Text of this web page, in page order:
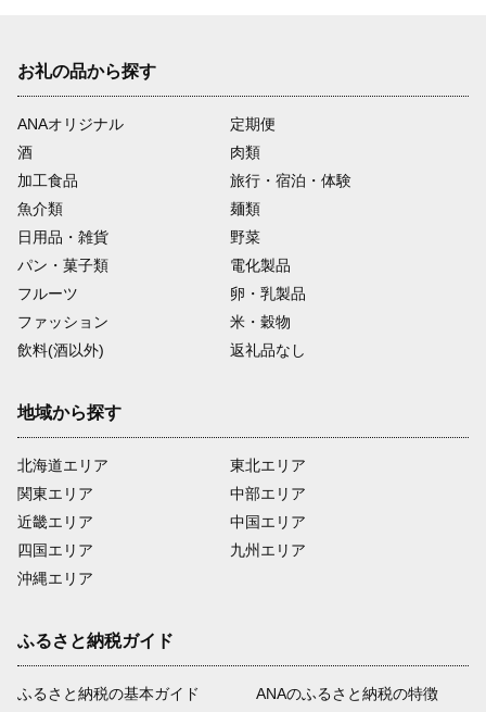
お礼の品から探す
ANAオリジナル
定期便
酒
肉類
加工食品
旅行・宿泊・体験
魚介類
麺類
日用品・雑貨
野菜
パン・菓子類
電化製品
フルーツ
卵・乳製品
ファッション
米・穀物
飲料(酒以外)
返礼品なし
地域から探す
北海道エリア
関東エリア
近畿エリア
四国エリア
沖縄エリア
東北エリア
中部エリア
中国エリア
九州エリア
ふるさと納税ガイド
ふるさと納税の基本ガイド
ANAのふるさと納税の特徴